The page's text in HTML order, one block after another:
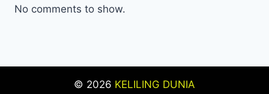
No comments to show.
© 2026 KELILING DUNIA